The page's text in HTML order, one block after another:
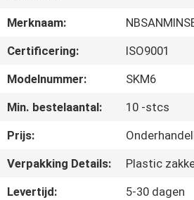
FABRIEKSREIS
CONTACTEER
ONS
Merknaam:
Certificering:
ISO9001
Modelnummer:
SKM6
Min. bestelaantal:
10 -stcs
Prijs:
Verpakking Details:
Plastic
Levertijd:
5-30 dagen